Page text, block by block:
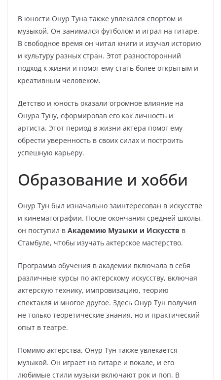
В юности Онур Туна также увлекался спортом и
музыкой. Он занимался футболом и играл на гитаре.
В свободное время он читал книги и изучал историю
и культуру разных стран. Этот разносторонний
подход к жизни и помог ему стать более открытым и
креативным человеком.
Детство и юность оказали огромное влияние на
Онура Туну, сформировав его как личность и
артиста. Этот период в жизни актера помог ему
обрести уверенность в своих силах и построить
успешную карьеру.
Образование и хобби
Онур Тун был изначально заинтересован в искусстве
и кинематографии. После окончания средней школы,
он поступил в Академию Музыки и Искусств в
Стамбуле, чтобы изучать актерское мастерство.
Программа обучения в академии включала в себя
различные курсы по актерскому искусству, включая
актерскую технику, импровизацию, теорию
спектакля и многое другое. Здесь Онур Тун получил
не только теоретические знания, но и практический
опыт в театре.
Помимо актерства, Онур Тун также увлекается
музыкой. Он играет на гитаре и вокале, и его
любимые стили музыки включают рок и поп. В